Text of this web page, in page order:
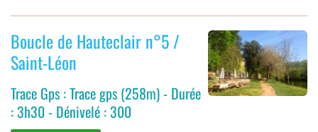
Boucle de Hauteclair n°5 /
Saint-Léon
Trace Gps : Trace gps (258m) - Durée
: 3h30 - Dénivelé : 300